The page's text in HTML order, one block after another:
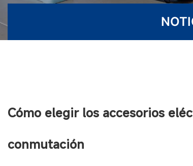
Cómo elegir los accesorios
conmutación